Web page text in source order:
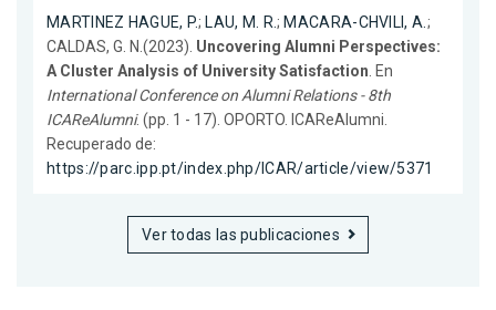
MARTINEZ HAGUE, P.; LAU, M. R.; MACARA-CHVILI, A. ;
CALDAS, G. N.(2023). Uncovering Alumni Perspectives:
A Cluster Analysis of University Satisfaction . En
International Conference on Alumni Relations - 8th
ICAReAlumni. (pp. 1 - 17). OPORTO. ICAReAlumni.
Recuperado de:
https://parc.ipp.pt/index.php/ICAR/article/view/5371
Ver todas las publicaciones